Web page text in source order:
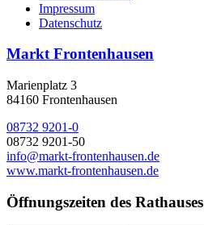
Impressum
Datenschutz
Markt Frontenhausen
Marienplatz 3
84160 Frontenhausen
08732 9201-0
08732 9201-50
info@markt-frontenhausen.de
www.markt-frontenhausen.de
Öffnungszeiten des Rathauses